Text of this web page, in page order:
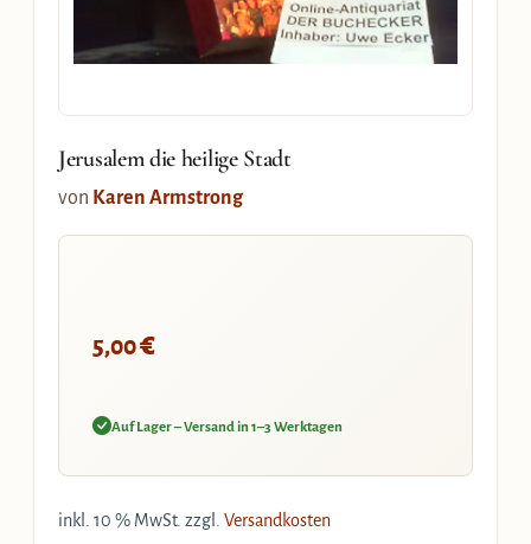
Jerusalem die heilige Stadt
von Karen Armstrong
5,00€
Auf Lager – Versand in 1–3 Werktagen
inkl. 10 % MwSt. zzgl. Versandkosten